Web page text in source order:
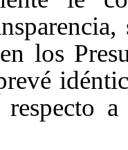
los
respecto